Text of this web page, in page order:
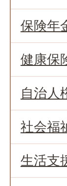
保険年
健康保
自治人
社会福
生活支